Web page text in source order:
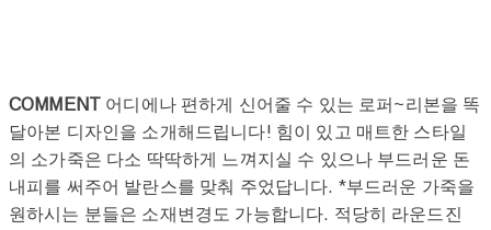
COMMENT 어디에나 편하게 신어줄 수 있는 로퍼~리본을 똑
달아본 디자인을 소개해드립니다! 힘이 있고 매트한 스타일
의 소가죽은 다소 딱딱하게 느껴지실 수 있으나 부드러운 돈
내피를 써주어 발란스를 맞춰 주었답니다. *부드러운 가죽을
원하시는 분들은 소재변경도 가능합니다. 적당히 라운드진